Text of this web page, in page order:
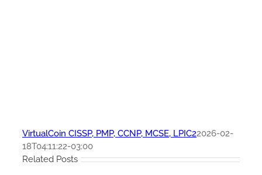
VirtualCoin CISSP, PMP, CCNP, MCSE, LPIC22026-02-
18T04:11:22-03:00
Related Posts